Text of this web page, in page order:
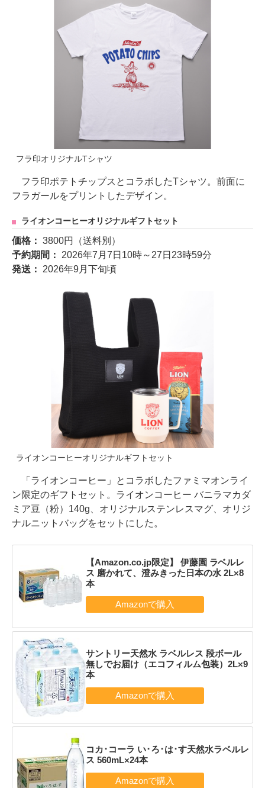
フラ印オリジナルTシャツ
フラ印ポテトチップスとコラボしたTシャツ。前面に
フラガールをプリントしたデザイン。
ライオンコーヒーオリジナルギフトセット
価格： 3800円（送料別）
予約期間： 2026年7月7日10時～27日23時59分
発送： 2026年9月下旬頃
ライオンコーヒーオリジナルギフトセット
「ライオンコーヒー」とコラボしたファミマオンライ
ン限定のギフトセット。ライオンコーヒー バニラマカダ
ミア豆（粉）140g、オリジナルステンレスマグ、オリジ
ナルニットバッグをセットにした。
【Amazon.co.jp限定】 伊藤園 ラベルレ
ス 磨かれて、澄みきった日本の水 2L×8
本
サントリー天然水 ラベルレス 段ボール
無しでお届け（エコフィルム包装）2L×9
本
コカ･コーラ い･ろ･は･す天然水ラベルレ
ス 560mL×24本